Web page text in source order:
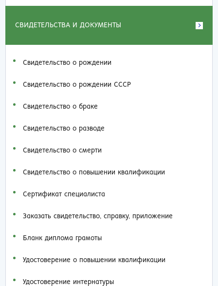
СВИДЕТЕЛЬСТВА И ДОКУМЕНТЫ
Свидетельство о рождении
Свидетельство о рождении СССР
Свидетельство о браке
Свидетельство о разводе
Свидетельство о смерти
Свидетельство о повышении квалификации
Сертификат специалиста
Заказать cвидетельство, справку, приложение
Бланк диплома грамоты
Удостоверение о повышении квалификации
Удостоверение интернатуры